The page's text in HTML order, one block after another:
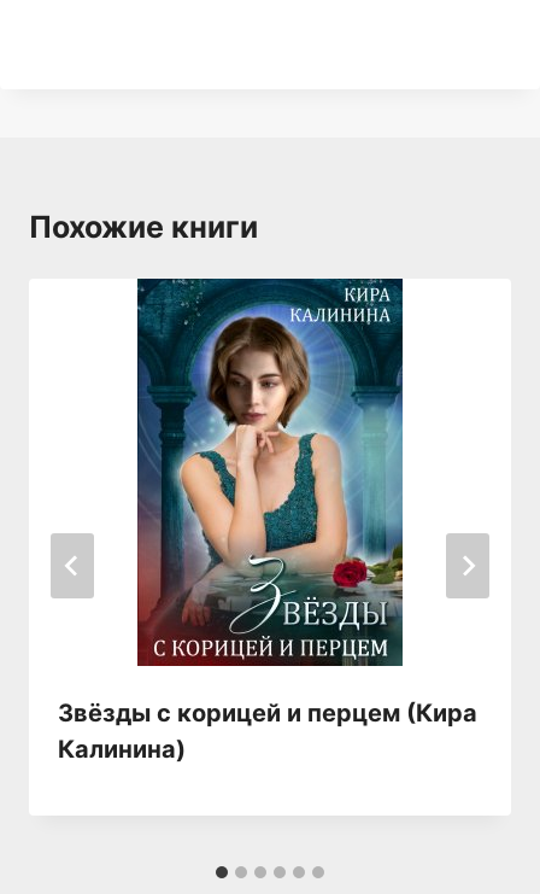
Похожие книги
Звёзды с корицей и перцем (Кира
Калинина)